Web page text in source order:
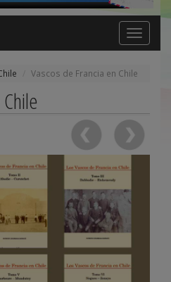
Toggle
navigation
Vascos de Francia en Chile